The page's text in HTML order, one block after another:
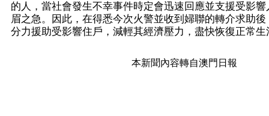
的人，當社會發生不幸事件時定會迅速回應並支援受影
眉之急。因此，在得悉今次火警並收到婦聯的轉介求助
分力援助受影響住戶，減輕其經濟壓力，盡快恢復正常生
本新聞內容轉自澳門日報